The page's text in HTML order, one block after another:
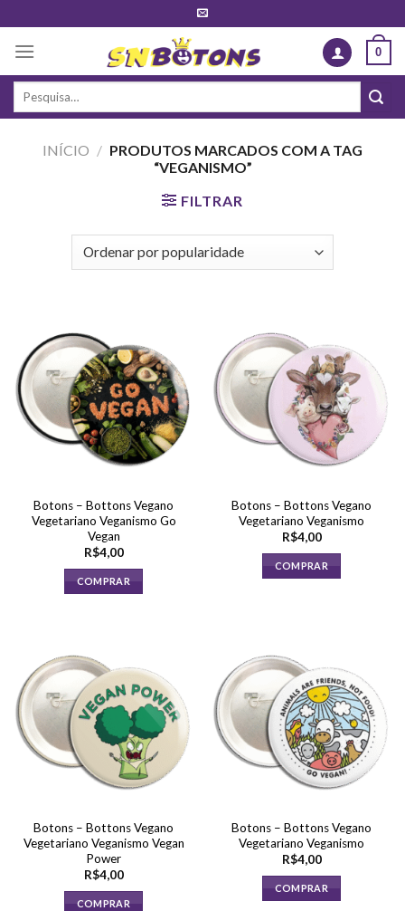
to
content
0
Pesquisar
INÍCIO / PRODUTOS MARCADOS COM A TAG
“VEGANISMO”
FILTRAR
Botons – Bottons Vegano
Vegetariano Veganismo Go
Vegan
R$4,00
COMPRAR
Botons – Bottons Vegano
Vegetariano Veganismo
R$4,00
COMPRAR
Botons – Bottons Vegano
Vegetariano Veganismo Vegan
Power
R$4,00
COMPRAR
Botons – Bottons Vegano
Vegetariano Veganismo
R$4,00
COMPRAR